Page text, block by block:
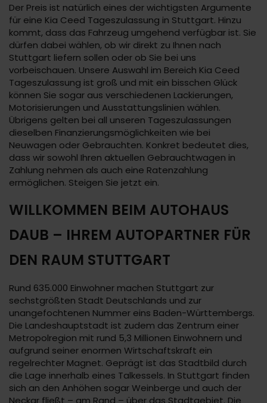
Der Preis ist natürlich eines der wichtigsten Argumente
für eine Kia Ceed Tageszulassung in Stuttgart. Hinzu
kommt, dass das Fahrzeug umgehend verfügbar ist. Sie
dürfen dabei wählen, ob wir direkt zu Ihnen nach
Stuttgart liefern sollen oder ob Sie bei uns
vorbeischauen. Unsere Auswahl im Bereich Kia Ceed
Tageszulassung ist groß und mit ein bisschen Glück
können Sie sogar aus verschiedenen Lackierungen,
Motorisierungen und Ausstattungslinien wählen.
Übrigens gelten bei all unseren Tageszulassungen
dieselben Finanzierungsmöglichkeiten wie bei
Neuwagen oder Gebrauchten. Konkret bedeutet dies,
dass wir sowohl Ihren aktuellen Gebrauchtwagen in
Zahlung nehmen als auch eine Ratenzahlung
ermöglichen. Steigen Sie jetzt ein.
WILLKOMMEN BEIM AUTOHAUS
DAUB – IHREM AUTOPARTNER FÜR
DEN RAUM STUTTGART
Rund 635.000 Einwohner machen Stuttgart zur
sechstgrößten Stadt Deutschlands und zur
unangefochtenen Nummer eins Baden-Württembergs.
Die Landeshauptstadt ist zudem das Zentrum einer
Metropolregion mit rund 5,3 Millionen Einwohnern und
aufgrund seiner enormen Wirtschaftskraft ein
regelrechter Magnet. Geprägt ist das Stadtbild durch
die Lage innerhalb eines Talkessels. In Stuttgart finden
sich an den Anhöhen sogar Weinberge und auch der
Neckar fließt – am Rand – über das Stadtgebiet. Die